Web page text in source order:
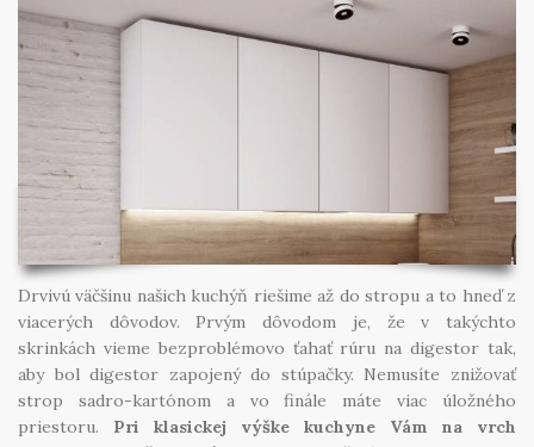
Drvivú väčšinu našich kuchýň riešime až do stropu a to hneď z
viacerých dôvodov. Prvým dôvodom je, že v takýchto
skrinkách vieme bezproblémovo ťahať rúru na digestor tak,
aby bol digestor zapojený do stúpačky. Nemusíte znižovať
strop sadro-kartónom a vo finále máte viac úložného
priestoru. Pri klasickej výške kuchyne Vám na vrch